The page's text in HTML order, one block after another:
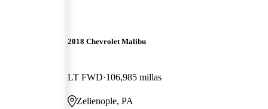
2018 Chevrolet Malibu
LT FWD 106,985 millas
Zelienople, PA